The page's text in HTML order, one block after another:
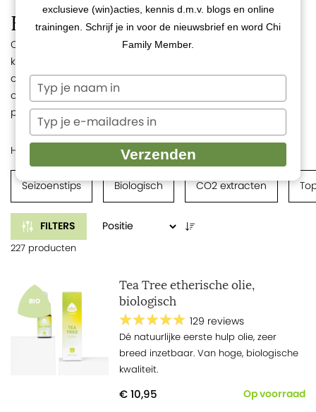
Etherische oliën
Over de hele wereld groeien op dit moment de bloemen,
kruiden, planten en bomen die ons de kostbare etherische
olie geven. We werken alleen met de meest recente
oogsten van de hoogste kwaliteit, direct van de boer of
producent. Ontdek hier meer dan 150 etherische oliën!
Home Etherische oliën
Seizoenstips Biologisch CO2 extracten
FILTERS
227 producten
BIO
Tea Tree etherische olie,
biologisch
129 reviews
Dé natuurlijke eerste hulp olie, zeer
breed inzetbaar. Van hoge, biologische
kwaliteit.
€ 10,95 Op voorraad
exclusieve (win)acties, kennis d.m.v. blogs en online
trainingen. Schrijf je in voor de nieuwsbrief en word Chi
Family Member.
Typ
je
naam
Typ
je
e-
mailadres
Verzenden